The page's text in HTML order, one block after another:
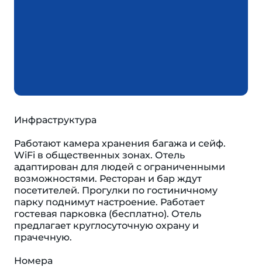
Инфраструктура
Работают камера хранения багажа и сейф.
WiFi в общественных зонах. Отель
адаптирован для людей с ограниченными
возможностями. Ресторан и бар ждут
посетителей. Прогулки по гостиничному
парку поднимут настроение. Работает
гостевая парковка (бесплатно). Отель
предлагает круглосуточную охрану и
прачечную.
Номера